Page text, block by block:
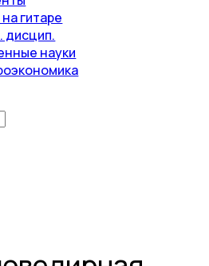
гитаре
дисцип.
науки